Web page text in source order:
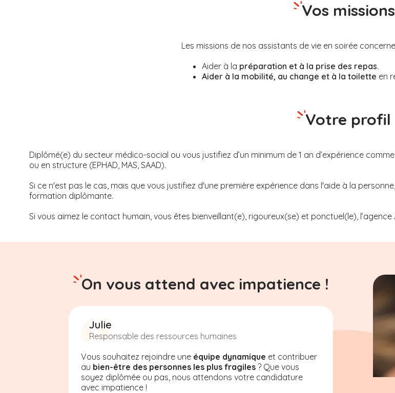
Vos missions
Les missions de nos assistants de vie en soirée
Aider à la préparation et à la prise des repas.
Aider à la mobilité, au change et à la toilette en
Votre profil
Diplômé(e) du secteur médico-social ou vous justifiez d’un minimum de 1 an d’expérience
ou en structure (EPHAD, MAS, SAAD).
Si ce n'est pas le cas, mais que vous justifiez d'une première expérience dans l'aide à la
formation diplômante.
Si vous aimez le contact humain, vous êtes bienveillant(e), rigoureux(se) et ponctuel(le), l’agence
On vous attend avec impatience !
Julie
Responsable des ressources humaines
Vous souhaitez rejoindre une équipe dynamique et contribuer
au bien-être des personnes les plus fragiles ? Que vous
soyez diplômée ou pas, nous attendons votre candidature
avec impatience !